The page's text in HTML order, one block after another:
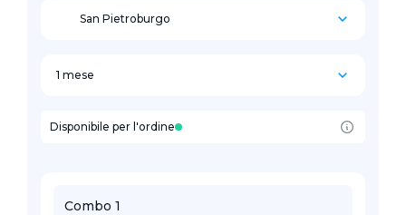
San Pietroburgo
1 mese
Disponibile per l'ordine
Combo 1